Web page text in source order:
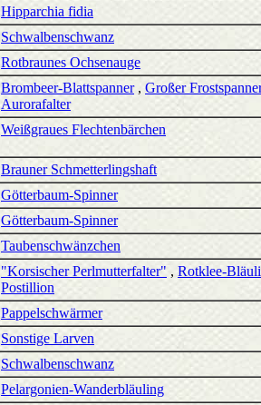
Hipparchia fidia
Schwalbenschwanz
Rotbraunes Ochsenauge
Brombeer-Blattspanner, Großer
Aurorafalter
Weißgraues Flechtenbärchen
Brauner Schmetterlingshaft
Götterbaum-Spinner
Götterbaum-Spinner
Taubenschwänzchen
"Korsischer Perlmutterfalter" , Rotklee-
Postillion
Pappelschwärmer
Sonstige Larven
Schwalbenschwanz
Pelargonien-Wanderbläuling